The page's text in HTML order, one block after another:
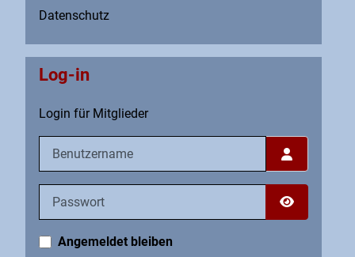
Datenschutz
Log-in
Login für Mitglieder
Passwort
Angemeldet bleiben